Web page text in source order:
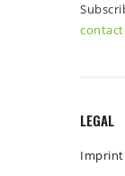
LEGAL
Imprint